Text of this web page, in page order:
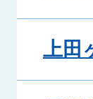
上田